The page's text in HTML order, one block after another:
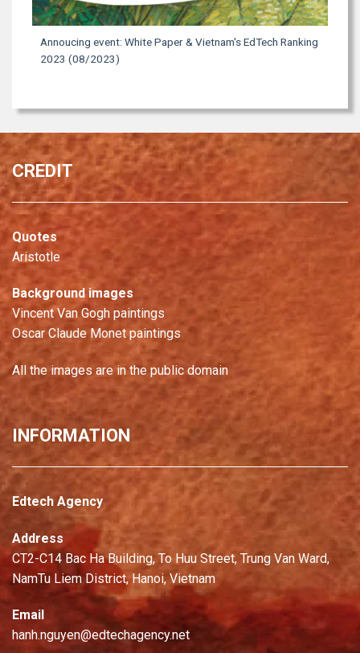
Annoucing event: White Paper & Vietnam's EdTech Ranking
2023 (08/2023)
CREDIT
Quotes
Aristotle
Background images
Vincent Van Gogh paintings
Oscar Claude Monet paintings
All the images are in the public domain
INFORMATION
Edtech Agency
Address
CT2-C14 Bac Ha Building, To Huu Street, Trung Van Ward,
NamTu Liem District, Hanoi, Vietnam
Email
hanh.nguyen@edtechagency.net